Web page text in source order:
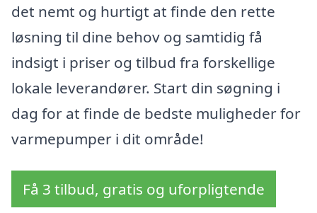
det nemt og hurtigt at finde den rette
løsning til dine behov og samtidig få
indsigt i priser og tilbud fra forskellige
lokale leverandører. Start din søgning i
dag for at finde de bedste muligheder for
varmepumper i dit område!
Få 3 tilbud, gratis og uforpligtende